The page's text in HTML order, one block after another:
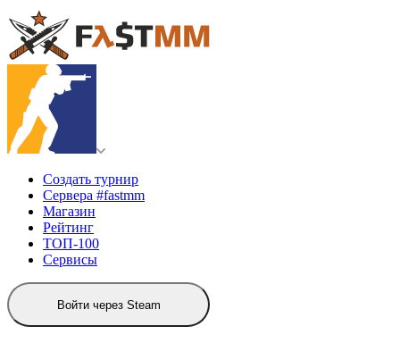
Создать турнир
Сервера #fastmm
Магазин
Рейтинг
ТОП-100
Сервисы
Войти через Steam